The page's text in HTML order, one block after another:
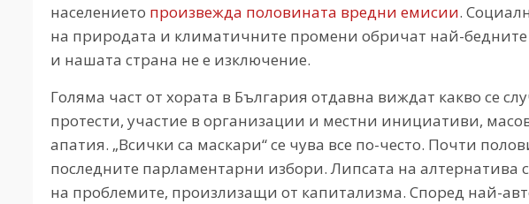
населението произвежда половината вредни емисии.
на природата и климатичните промени обричат най-бедните
и нашата страна не е изключение.
Голяма част от хората в България отдавна виждат какво се
протести, участие в организации и местни инициативи,
апатия. „Всички са маскари“ се чува все по-често. Почти
последните парламентарни избори. Липсата на алтернатива
на проблемите, произлизащи от капитализма. Според най-